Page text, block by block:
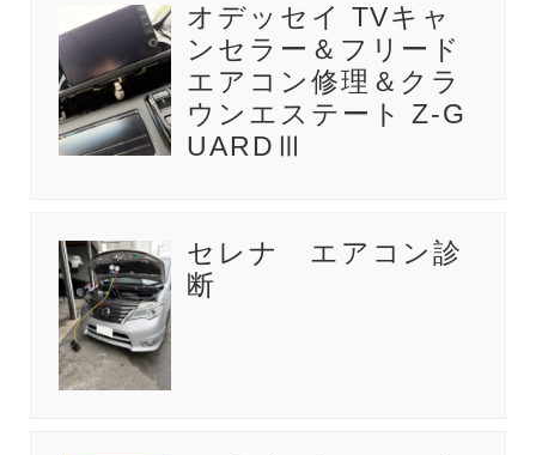
オデッセイ TVキャ
ンセラー＆フリード
エアコン修理＆クラ
ウンエステート Z-G
UARDⅢ
セレナ エアコン診
断